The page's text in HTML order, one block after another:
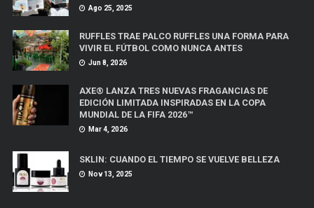
Ago 25, 2025
RUFFLES TRAE PALCO RUFFLES UNA FORMA PARA
VIVIR EL FÚTBOL COMO NUNCA ANTES
Jun 8, 2026
AXE® LANZA TRES NUEVAS FRAGANCIAS DE
EDICIÓN LIMITADA INSPIRADAS EN LA COPA
MUNDIAL DE LA FIFA 2026™
Mar 4, 2026
SKLIN: CUANDO EL TIEMPO SE VUELVE BELLEZA
Nov 13, 2025